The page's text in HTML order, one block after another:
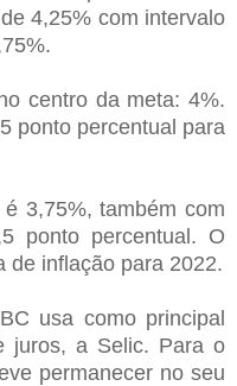
4,25% com intervalo
centro da meta: 4%.
ponto percentual para
3,75%, também com
ponto percentual. O
de inflação para 2022.
usa como principal
juros, a Selic. Para o
permanecer no seu